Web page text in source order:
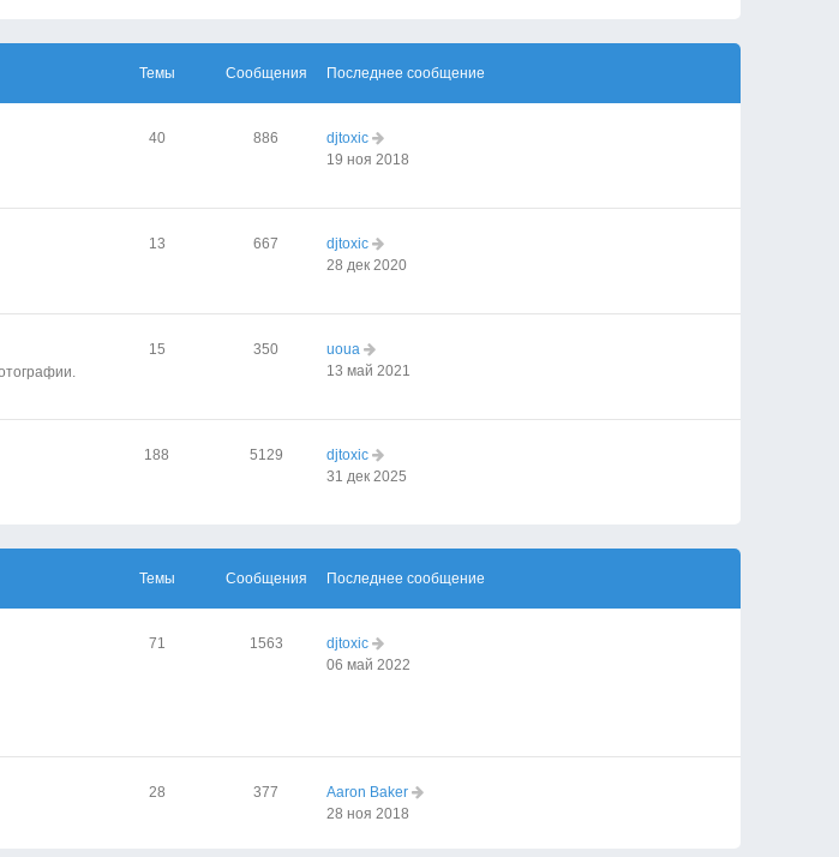
Темы Сообщения Последнее сообщение
40 886
djtoxic
19 ноя 2018
13 667
djtoxic
28 дек 2020
15 350
uoua
13 май 2021
188 5129
djtoxic
31 дек 2025
Темы Сообщения Последнее сообщение
71 1563
djtoxic
06 май 2022
28 377
Aaron Baker
28 ноя 2018